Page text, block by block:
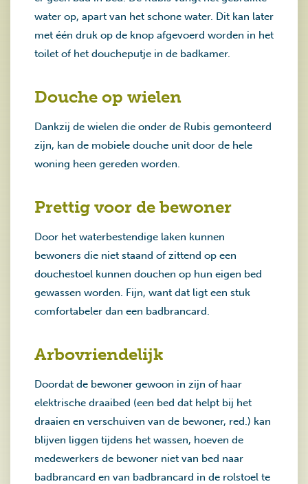
water op, apart van het schone water. Dit kan later
met één druk op de knop afgevoerd worden in het
toilet of het doucheputje in de badkamer.
Douche op wielen
Dankzij de wielen die onder de Rubis gemonteerd
zijn, kan de mobiele douche unit door de hele
woning heen gereden worden.
Prettig voor de bewoner
Door het waterbestendige laken kunnen
bewoners die niet staand of zittend op een
douchestoel kunnen douchen op hun eigen bed
gewassen worden. Fijn, want dat ligt een stuk
comfortabeler dan een badbrancard.
Arbovriendelijk
Doordat de bewoner gewoon in zijn of haar
elektrische draaibed (een bed dat helpt bij het
draaien en verschuiven van de bewoner, red.) kan
blijven liggen tijdens het wassen, hoeven de
medewerkers de bewoner niet van bed naar
badbrancard en van badbrancard in de rolstoel te